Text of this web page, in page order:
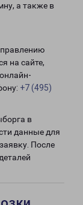
а также в
на сайте,
+7 (495)
в
данные для
После